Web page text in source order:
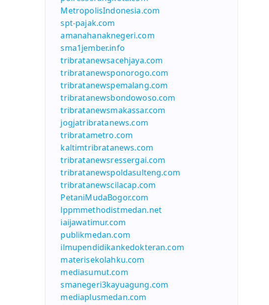
MetropolisIndonesia.com
spt-pajak.com
amanahanaknegeri.com
sma1jember.info
tribratanewsacehjaya.com
tribratanewsponorogo.com
tribratanewspemalang.com
tribratanewsbondowoso.com
tribratanewsmakassar.com
jogjatribratanews.com
tribratametro.com
kaltimtribratanews.com
tribratanewsressergai.com
tribratanewspoldasulteng.com
tribratanewscilacap.com
PetaniMudaBogor.com
lppmmethodistmedan.net
iaijawatimur.com
publikmedan.com
ilmupendidikankedokteran.com
materisekolahku.com
mediasumut.com
smanegeri3kayuagung.com
mediaplusmedan.com